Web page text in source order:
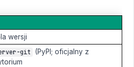
wersji
git
(PyPI; oficjalny z